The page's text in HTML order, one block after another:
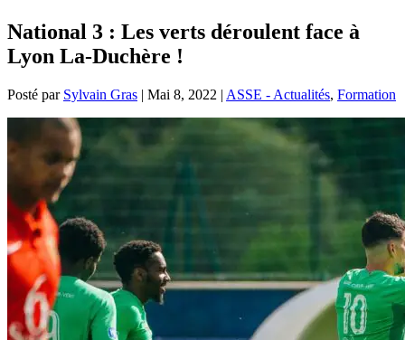
National 3 : Les verts déroulent face à
Lyon La-Duchère !
Posté par Sylvain Gras | Mai 8, 2022 | ASSE - Actualités, Formation